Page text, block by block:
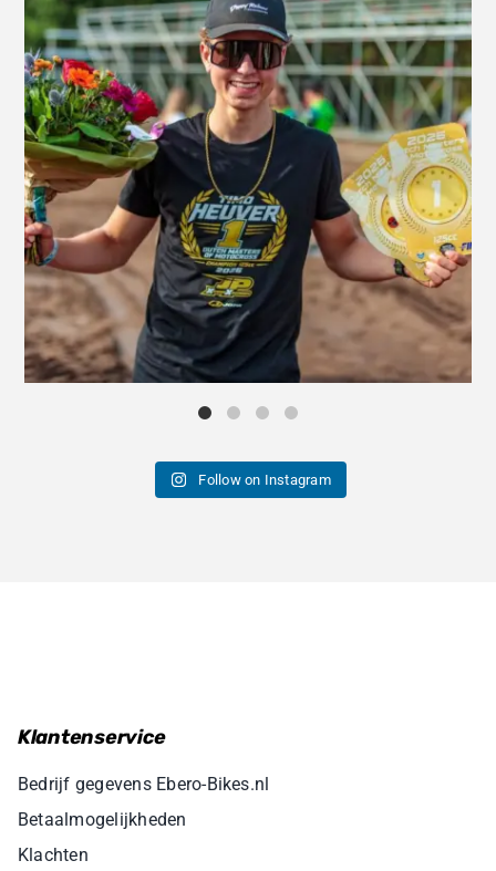
Follow on Instagram
Klantenservice
Bedrijf gegevens Ebero-Bikes.nl
Betaalmogelijkheden
Klachten